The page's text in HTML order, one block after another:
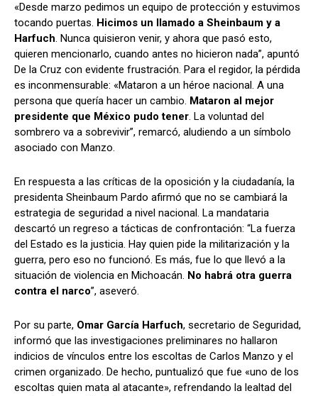
«Desde marzo pedimos un equipo de protección y estuvimos
tocando puertas. Hicimos un llamado a Sheinbaum y a
Harfuch. Nunca quisieron venir, y ahora que pasó esto,
quieren mencionarlo, cuando antes no hicieron nada”, apuntó
De la Cruz con evidente frustración. Para el regidor, la pérdida
es inconmensurable: «Mataron a un héroe nacional. A una
persona que quería hacer un cambio. Mataron al mejor
presidente que México pudo tener. La voluntad del
sombrero va a sobrevivir”, remarcó, aludiendo a un símbolo
asociado con Manzo.
En respuesta a las críticas de la oposición y la ciudadanía, la
presidenta Sheinbaum Pardo afirmó que no se cambiará la
estrategia de seguridad a nivel nacional. La mandataria
descartó un regreso a tácticas de confrontación: “La fuerza
del Estado es la justicia. Hay quien pide la militarización y la
guerra, pero eso no funcionó. Es más, fue lo que llevó a la
situación de violencia en Michoacán. No habrá otra guerra
contra el narco”, aseveró.
Por su parte, Omar García Harfuch, secretario de Seguridad,
informó que las investigaciones preliminares no hallaron
indicios de vínculos entre los escoltas de Carlos Manzo y el
crimen organizado. De hecho, puntualizó que fue «uno de los
escoltas quien mata al atacante», refrendando la lealtad del